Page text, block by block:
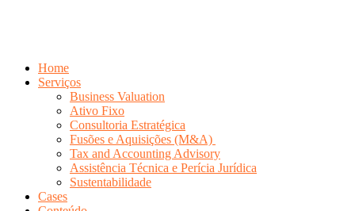
Home
Serviços
Business Valuation
Ativo Fixo
Consultoria Estratégica
Fusões e Aquisições (M&A)
Tax and Accounting Advisory
Assistência Técnica e Perícia Jurídica
Sustentabilidade
Cases